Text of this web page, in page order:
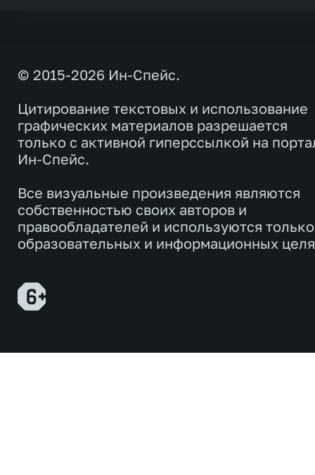
© 2015-2026 Ин-Спейс.
Цитирование текстовых и использование
графических материалов разрешается
только с активной гиперссылкой на
Ин-Спейс.
Все визуальные произведения являются
собственностью своих авторов и
правообладателей и используются
образовательных и информационных